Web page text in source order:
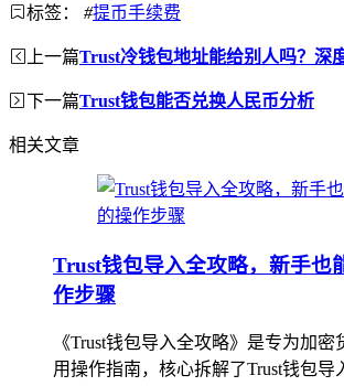
标签： #提币手续费
上一篇Trust冷钱包地址能给别人吗？深
下一篇Trust钱包能否兑换人民币分析
相关文章
Trust钱包导入全攻略，新手也
作步骤
《Trust钱包导入全攻略》是专为加
用操作指南，核心拆解了Trust钱包导